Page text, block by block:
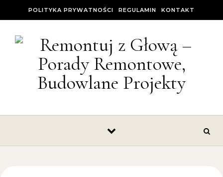
POLITYKA PRYWATNOŚCI REGULAMIN KONTAKT